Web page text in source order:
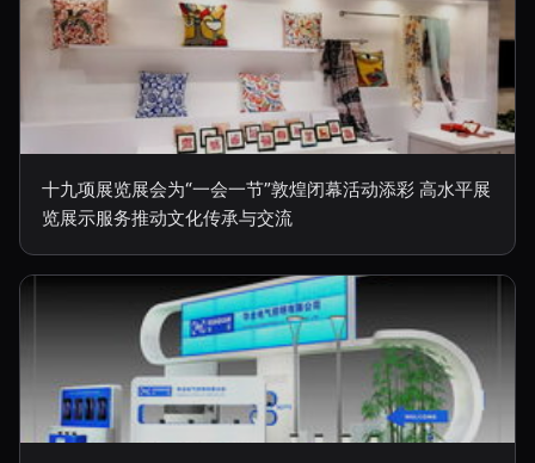
十九项展览展会为“一会一节”敦煌闭幕活动添彩 高水平展
览展示服务推动文化传承与交流